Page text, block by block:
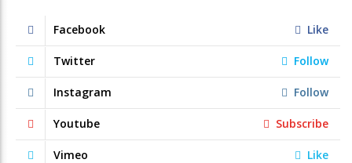
Facebook Like
Twitter Follow
Instagram Follow
Youtube Subscribe
Vimeo Like